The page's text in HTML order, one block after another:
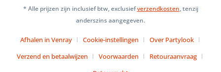
* Alle prijzen zijn inclusief btw, exclusiefverzendkosten, tenzij
anderszins aangegeven.
Afhalen in Venray Cookie-instellingen
Over Partylook
Verzend en betaalwijzen
Voorwaarden
Retouraanvraag